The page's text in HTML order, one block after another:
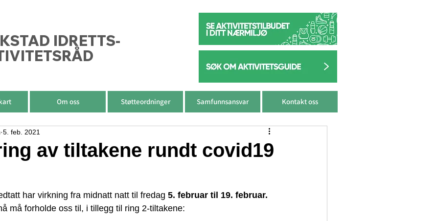
IDRETTS-
Om oss Støtteordninger Samfunnsansvar Kontakt oss
av tiltakene rundt covid19
5. feb. 2021
har virkning fra midnatt natt til fredag 5. februar til 19. februar.
må forholde oss til, i tillegg til ring 2-tiltakene: